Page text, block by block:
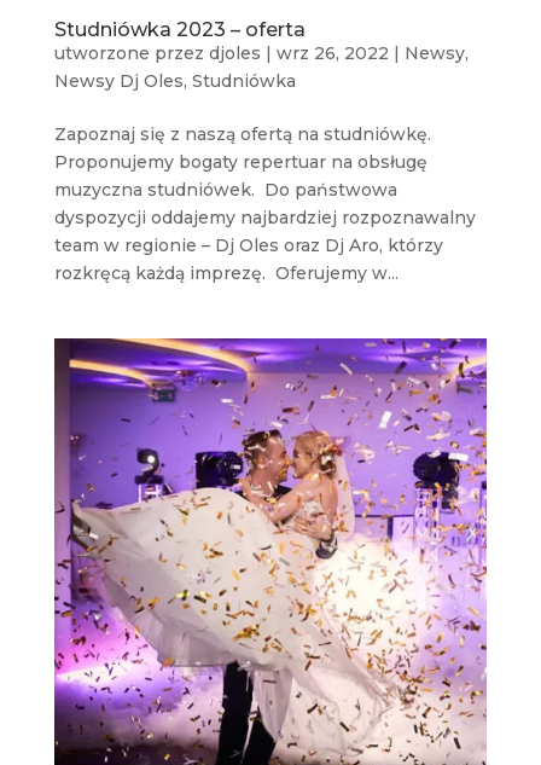
Studniówka 2023 – oferta
utworzone przez djoles wrz 26, 2022 Newsy,
Newsy Dj Oles, Studniówka
Zapoznaj się z naszą ofertą na studniówkę.
Proponujemy bogaty repertuar na obsługę
muzyczna studniówek. Do państwowa
dyspozycji oddajemy najbardziej rozpoznawalny
team w regionie – Dj Oles oraz Dj Aro, którzy
rozkręcą każdą imprezę. Oferujemy w...